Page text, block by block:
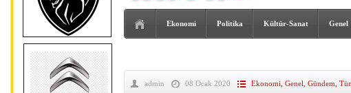
Ekonomi Politika Kültür-Sanat Genel
admin 08 Ocak 2020 Ekonomi Genel Gündem